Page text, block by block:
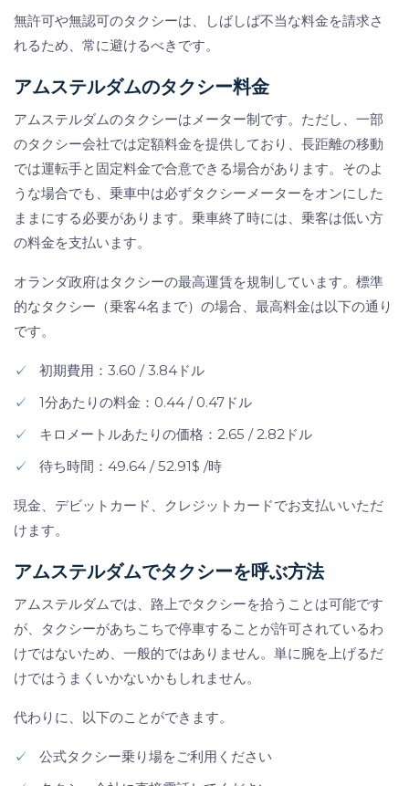
無許可や無認可のタクシーは、しばしば不当な料金を請求さ
れるため、常に避けるべきです。
アムステルダムのタクシー料金
アムステルダムのタクシーはメーター制です。ただし、一部
のタクシー会社では定額料金を提供しており、長距離の移動
では運転手と固定料金で合意できる場合があります。そのよ
うな場合でも、乗車中は必ずタクシーメーターをオンにした
ままにする必要があります。乗車終了時には、乗客は低い方
の料金を支払います。
オランダ政府はタクシーの最高運賃を規制しています。標準
的なタクシー（乗客4名まで）の場合、最高料金は以下の通り
です。
✓
初期費用：3.60 / 3.84ドル
✓
1分あたりの料金：0.44 / 0.47ドル
✓
キロメートルあたりの価格：2.65 / 2.82ドル
✓
待ち時間：49.64 / 52.91$ /時
現金、デビットカード、クレジットカードでお支払いいただ
けます。
アムステルダムでタクシーを呼ぶ方法
アムステルダムでは、路上でタクシーを拾うことは可能です
が、タクシーがあちこちで停車することが許可されているわ
けではないため、一般的ではありません。単に腕を上げるだ
けではうまくいかないかもしれません。
代わりに、以下のことができます。
✓
公式タクシー乗り場をご利用ください